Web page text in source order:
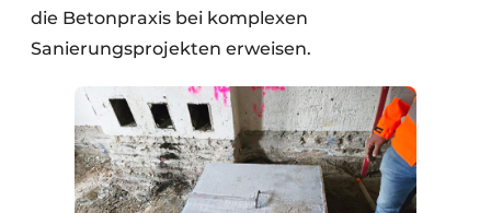
die Betonpraxis bei komplexen
Sanierungsprojekten erweisen.